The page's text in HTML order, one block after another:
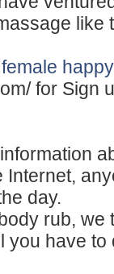
like
female
for Sign
Internet,
day.
rub, we
you have